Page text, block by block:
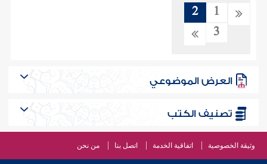
1
2
3
العرض الموضوعي
تصنيف الكتب
وثيقة الخصوصية اتفاقية الخدمة اتصل بنا من نحن